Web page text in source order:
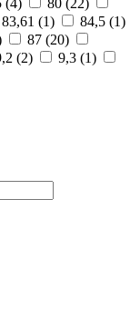
83,61 (1) 84,5 (1)
87 (20)
(2) 9,3 (1)